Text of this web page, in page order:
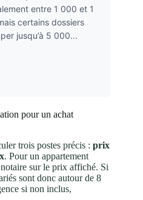
entre 1 000 et 1
certains dossiers
jusqu’à 5 000...
pour un achat
trois postes précis : prix
. Pour un appartement
sur le prix affiché. Si
sont donc autour de 8
si non inclus,